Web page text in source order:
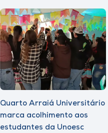
Quarto Arraiá Universitário
marca acolhimento aos
estudantes da Unoesc